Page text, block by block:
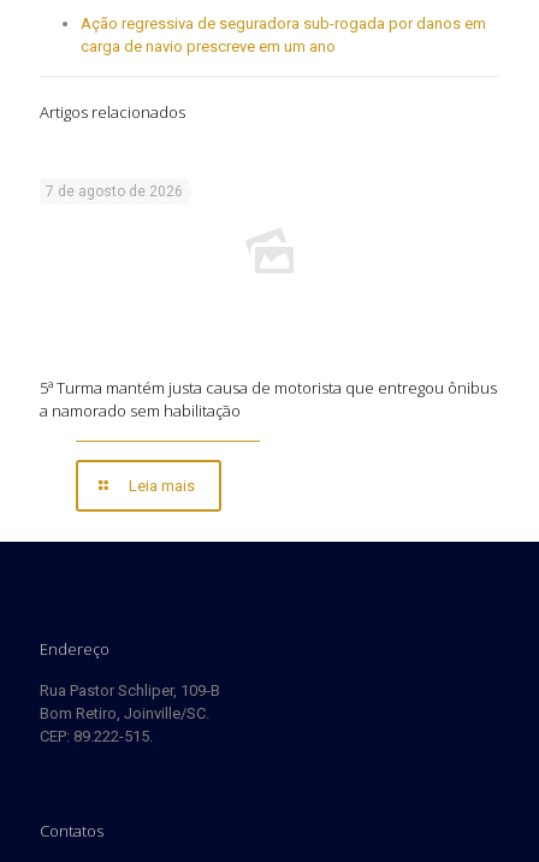
Ação regressiva de seguradora sub-rogada por danos em
carga de navio prescreve em um ano
Artigos relacionados
7 de agosto de 2026
5ª Turma mantém justa causa de motorista que entregou ônibus
a namorado sem habilitação
Leia mais
Endereço
Rua Pastor Schliper, 109-B
Bom Retiro, Joinville/SC.
CEP: 89.222-515.
Contatos